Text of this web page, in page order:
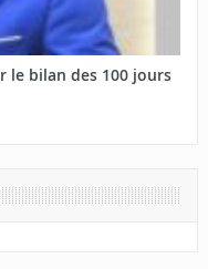
le bilan des 100 jours